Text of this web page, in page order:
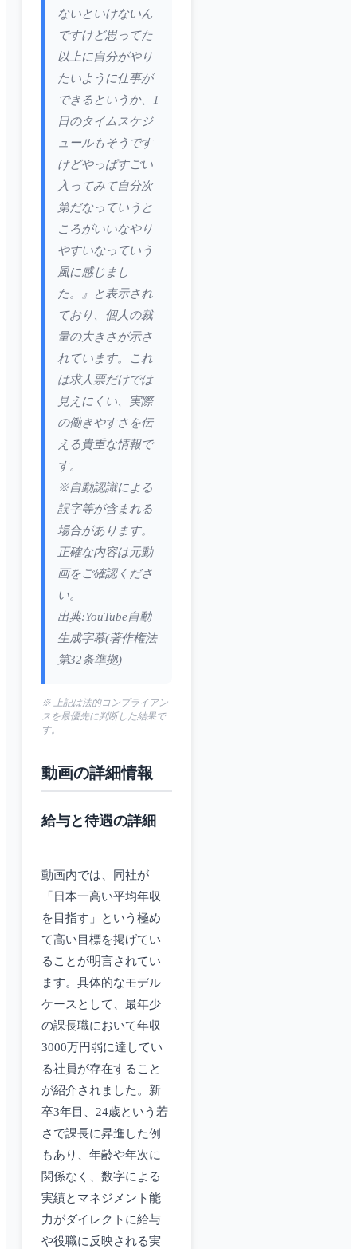
ないといけないん
ですけど思ってた
以上に自分がやり
たいように仕事が
できるというか、1
日のタイムスケジ
ュールもそうです
けどやっぱすごい
入ってみて自分次
第だなっていうと
ころがいいなやり
やすいなっていう
風に感じまし
た。』と表示され
ており、個人の裁
量の大きさが示さ
れています。これ
は求人票だけでは
見えにくい、実際
の働きやすさを伝
える貴重な情報で
す。
※自動認識による
誤字等が含まれる
場合があります。
正確な内容は元動
画をご確認くださ
い。
出典:YouTube自動
生成字幕(著作権法
第32条準拠)
※ 上記は法的コンプライアン
スを最優先に判断した結果で
す。
動画の詳細情報
給与と待遇の詳細
動画内では、同社が
「日本一高い平均年収
を目指す」という極め
て高い目標を掲げてい
ることが明言されてい
ます。具体的なモデル
ケースとして、最年少
の課長職において年収
3000万円弱に達してい
る社員が存在すること
が紹介されました。新
卒3年目、24歳という若
さで課長に昇進した例
もあり、年齢や年次に
関係なく、数字による
実績とマネジメント能
力がダイレクトに給与
や役職に反映される実